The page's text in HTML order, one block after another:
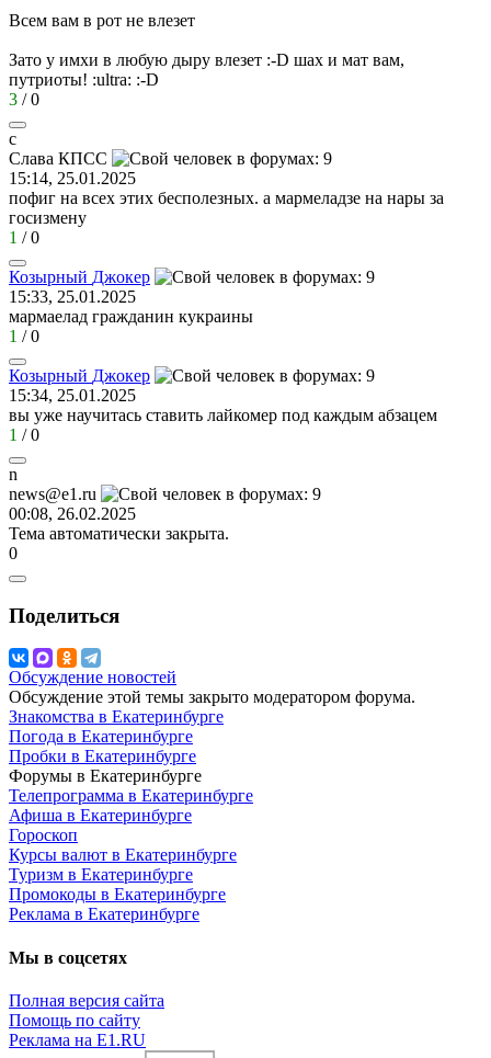
Всем вам в рот не влезет
Зато у имхи в любую дыру влезет :-D шах и мат вам,
путриоты! :ultra: :-D
3 /0
с
Слава КПСС
15:14, 25.01.2025
пофиг на всех этих бесполезных. а мармеладзе на нары за
госизмену
1 /0
Козырный Джокер
15:33, 25.01.2025
мармаелад гражданин кукраины
1 /0
Козырный Джокер
15:34, 25.01.2025
вы уже научитась ставить лайкомер под каждым абзацем
1 /0
n
news@e1.ru
00:08, 26.02.2025
Тема автоматически закрыта.
0
Поделиться
Обсуждение новостей
Обсуждение этой темы закрыто модератором форума.
Знакомства в Екатеринбурге
Погода в Екатеринбурге
Пробки в Екатеринбурге
Форумы в Екатеринбурге
Телепрограмма в Екатеринбурге
Афиша в Екатеринбурге
Гороскоп
Курсы валют в Екатеринбурге
Туризм в Екатеринбурге
Промокоды в Екатеринбурге
Реклама в Екатеринбурге
Мы в соцсетях
Полная версия сайта
Помощь по сайту
Реклама на E1.RU